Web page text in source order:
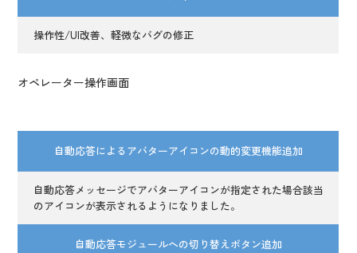
操作性/UI改善、軽微なバグの修正
オペレーター操作画面
自動応答によるアバターアイコンの動的変更機能追加
自動応答メッセージでアバターアイコンが指定された場合該当
のアイコンが表示されるようになりました。
自動応答モジュールへの切り替えボタン追加